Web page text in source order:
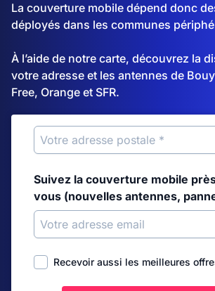
La couverture mobile dépend donc
déployés dans les communes
À l’aide de notre carte, découvrez la
votre adresse et les antennes de
Free, Orange et SFR.
Suivez la couverture mobile
vous (nouvelles antennes,
Recevoir aussi les meilleures